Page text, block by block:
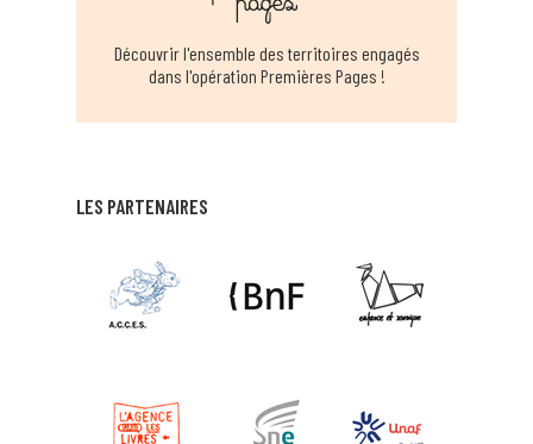
LES PARTENAIRES
Découvrir l'ensemble des territoires engagés
dans l'opération Premières Pages !